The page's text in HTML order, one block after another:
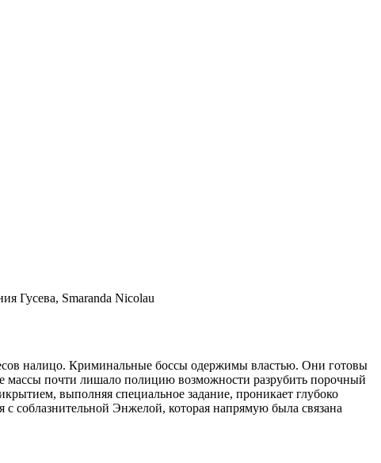
Гусева, Smaranda Nicolau
налицо. Криминальные боссы одержимы властью. Они готовы
массы почти лишало полицию возможности разрубить порочный
выполняя специальное задание, проникает глубоко
соблазнительной Энжелой, которая напрямую была связана